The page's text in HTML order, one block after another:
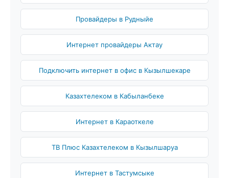
Провайдеры в Рудныйе
Интернет провайдеры Актау
Подключить интернет в офис в Кызылшекаре
Казахтелеком в Кабыланбеке
Интернет в Караоткеле
ТВ Плюс Казахтелеком в Кызылшаруа
Интернет в Тастумсыке